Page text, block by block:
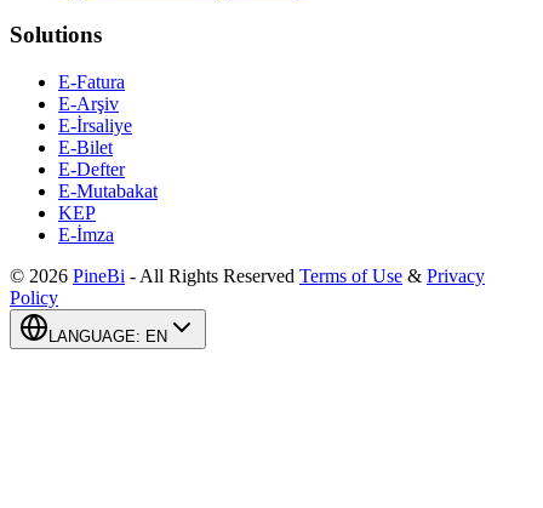
Solutions
E-Fatura
E-Arşiv
E-İrsaliye
E-Bilet
E-Defter
E-Mutabakat
KEP
E-İmza
© 2026 PineBi - All Rights Reserved Terms of Use & Privacy
Policy
LANGUAGE: EN